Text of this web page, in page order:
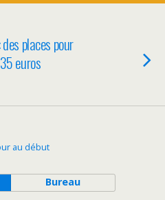
places pour
euros
au début
Bureau